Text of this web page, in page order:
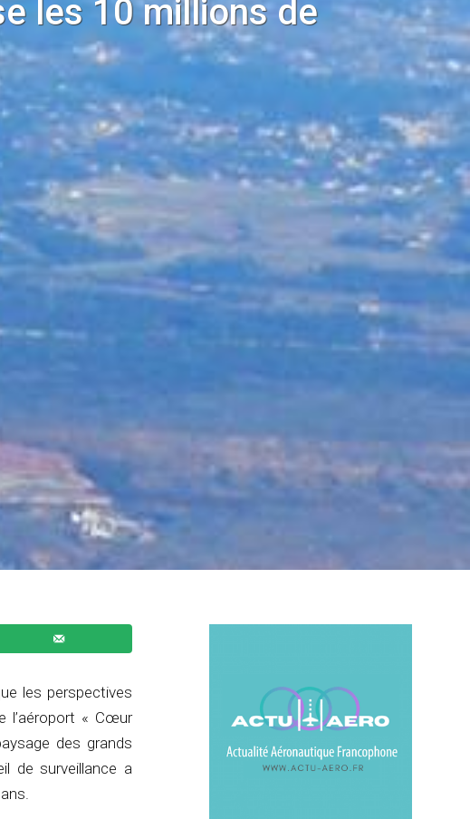
les 10 millions de
les perspectives
l’aéroport « Cœur
des grands
de surveillance a